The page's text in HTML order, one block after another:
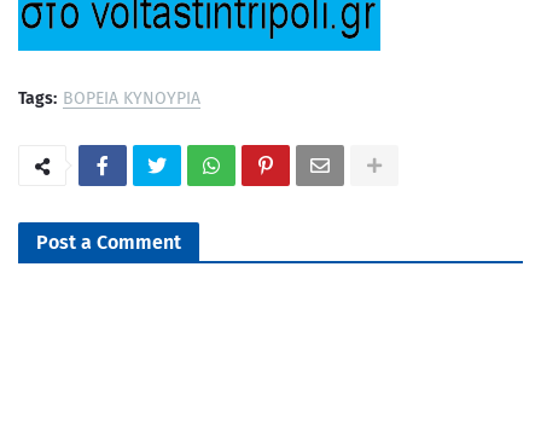
Tags: ΒΟΡΕΙΑ ΚΥΝΟΥΡΙΑ
Post a Comment